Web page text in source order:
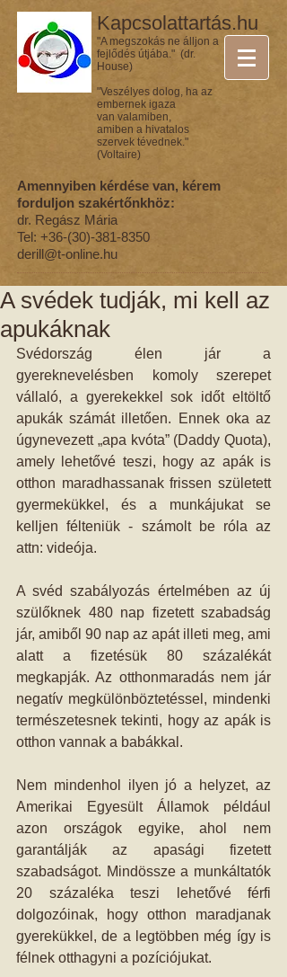
Kapcsolattartás.hu
"A megszokás ne álljon a
fejlődés útjába." (dr.
House)
"Veszélyes dolog, ha az
embernek igaza
van valamiben,
amiben a hivatalos
szervek tévednek."
(Voltaire)
Amennyiben kérdése van, kérem
forduljon szakértőnkhöz:
dr. Regász Mária
Tel: +36-(30)-381-8350
derill@t-online.hu
A svédek tudják, mi kell az
apukáknak
Svédország élen jár a
gyereknevelésben komoly szerepet
vállaló, a gyerekekkel sok időt eltöltő
apukák számát illetően. Ennek oka az
úgynevezett „apa kvóta” (Daddy Quota),
amely lehetővé teszi, hogy az apák is
otthon maradhassanak frissen született
gyermekükkel, és a munkájukat se
kelljen félteniük - számolt be róla az
attn: videója.
A svéd szabályozás értelmében az új
szülőknek 480 nap fizetett szabadság
jár, amiből 90 nap az apát illeti meg, ami
alatt a fizetésük 80 százalékát
megkapják. Az otthonmaradás nem jár
negatív megkülönböztetéssel, mindenki
természetesnek tekinti, hogy az apák is
otthon vannak a babákkal.
Nem mindenhol ilyen jó a helyzet, az
Amerikai Egyesült Államok például
azon országok egyike, ahol nem
garantálják az apasági fizetett
szabadságot. Mindössze a munkáltatók
20 százaléka teszi lehetővé férfi
dolgozóinak, hogy otthon maradjanak
gyerekükkel, de a legtöbben még így is
félnek otthagyni a pozíciójukat.